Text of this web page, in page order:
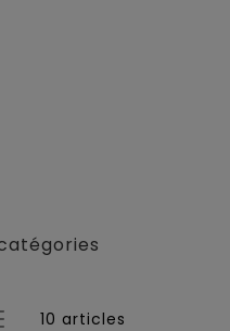
10 articles